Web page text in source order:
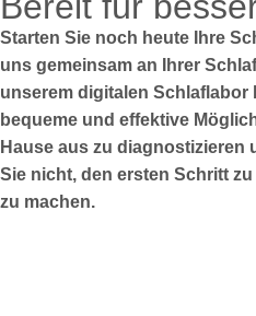
Starten Sie noch heute Ihre
uns gemeinsam an Ihrer
unserem digitalen Schlaflabor
bequeme und effektive
Hause aus zu diagnostizieren
Sie nicht, den ersten Schritt
zu machen.